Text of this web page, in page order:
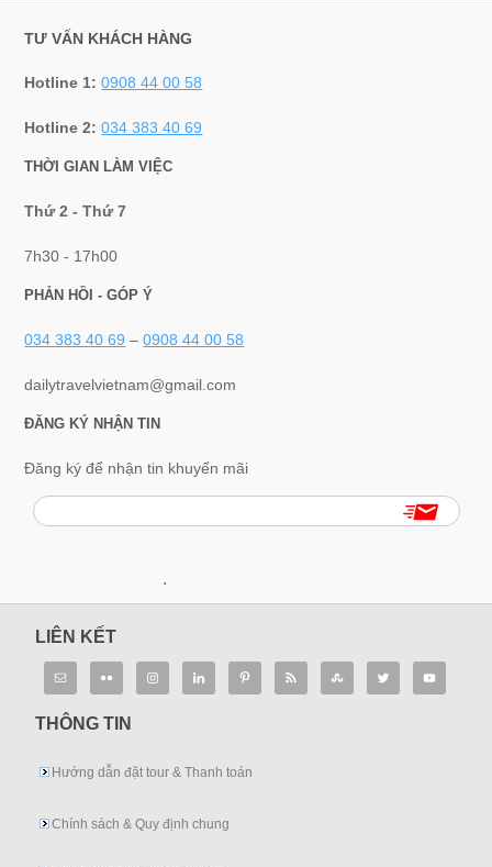
TƯ VẤN KHÁCH HÀNG
Hotline 1:0908 44 00 58
Hotline 2:034 383 40 69
THỜI GIAN LÀM VIỆC
Thứ 2 - Thứ 7
7h30 - 17h00
PHẢN HỒI - GÓP Ý
034 383 40 69 –0908 44 00 58
dailytravelvietnam@gmail.com
ĐĂNG KÝ NHẬN TIN
Đăng ký để nhận tin khuyến mãi
.
LIÊN KẾT
THÔNG TIN
Hướng dẫn đặt tour & Thanh toán
Chính sách & Quy định chung